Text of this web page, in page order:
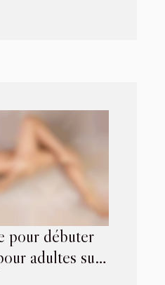
pour débuter
adultes sur